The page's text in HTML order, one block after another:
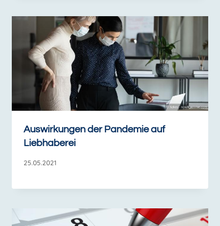
Auswirkungen der Pandemie auf
Liebhaberei
25.05.2021